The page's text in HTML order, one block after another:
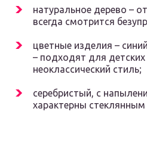
натуральное дерево –
всегда смотрится
цветные изделия –
– подходят для
неоклассический стиль;
серебристый, с
характерны